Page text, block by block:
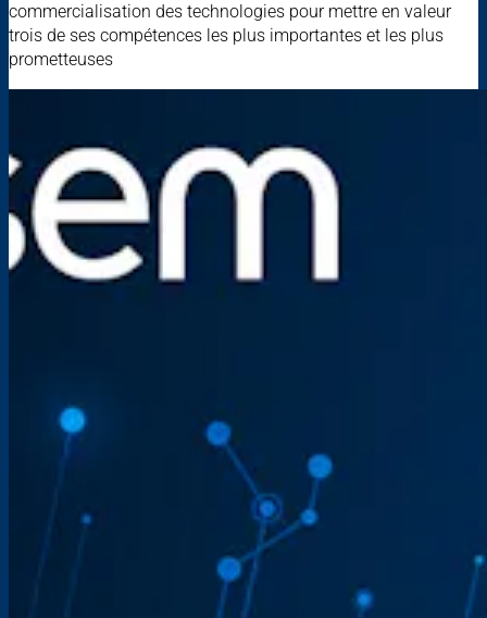
commercialisation des technologies pour mettre en valeur
trois de ses compétences les plus importantes et les plus
prometteuses